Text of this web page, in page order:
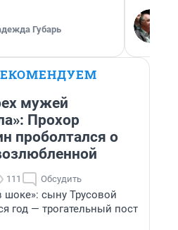
Губарь
мужей
Прохор
проболтался о
111 Обсудить
шоке»: сыну Трусовой
год — трогательный пост